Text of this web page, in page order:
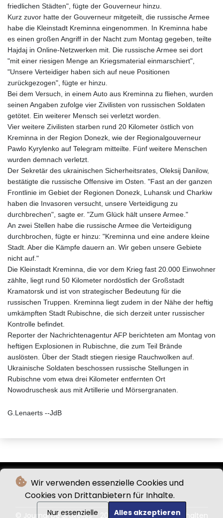
Wir verwenden essenzielle Cookies und
Cookies von Drittanbietern für Inhalte.
Nur essenzielle Alles akzeptieren
friedlichen Städten", fügte der Gouverneur hinzu.
Kurz zuvor hatte der Gouverneur mitgeteilt, die russische Armee
habe die Kleinstadt Kreminna eingenommen. In Kreminna habe
es einen großen Angriff in der Nacht zum Montag gegeben, teilte
Hajdaj in Online-Netzwerken mit. Die russische Armee sei dort
"mit einer riesigen Menge an Kriegsmaterial einmarschiert",
"Unsere Verteidiger haben sich auf neue Positionen
zurückgezogen", fügte er hinzu.
Bei dem Versuch, in einem Auto aus Kreminna zu fliehen, wurden
seinen Angaben zufolge vier Zivilisten von russischen Soldaten
getötet. Ein weiterer Mensch sei verletzt worden.
Vier weitere Zivilisten starben rund 20 Kilometer östlich von
Kreminna in der Region Donezk, wie der Regionalgouverneur
Pawlo Kyrylenko auf Telegram mitteilte. Fünf weitere Menschen
wurden demnach verletzt.
Der Sekretär des ukrainischen Sicherheitsrates, Oleksij Danilow,
bestätigte die russische Offensive im Osten. "Fast an der ganzen
Frontlinie im Gebiet der Regionen Donezk, Luhansk und Charkiw
haben die Invasoren versucht, unsere Verteidigung zu
durchbrechen", sagte er. "Zum Glück hält unsere Armee."
An zwei Stellen habe die russische Armee die Verteidigung
durchbrochen, fügte er hinzu: "Kreminna und eine andere kleine
Stadt. Aber die Kämpfe dauern an. Wir geben unsere Gebiete
nicht auf."
Die Kleinstadt Kreminna, die vor dem Krieg fast 20.000 Einwohner
zählte, liegt rund 50 Kilometer nordöstlich der Großstadt
Kramatorsk und ist von strategischer Bedeutung für die
russischen Truppen. Kreminna liegt zudem in der Nähe der heftig
umkämpften Stadt Rubischne, die sich derzeit unter russischer
Kontrolle befindet.
Reporter der Nachrichtenagentur AFP berichteten am Montag von
heftigen Explosionen in Rubischne, die zum Teil Brände
auslösten. Über der Stadt stiegen riesige Rauchwolken auf.
Ukrainische Soldaten beschossen russische Stellungen in
Rubischne vom etwa drei Kilometer entfernten Ort
Nowodruschesk aus mit Artillerie und Mörsergranaten.
G.Lenaerts --JdB
© Journal De Bruxelles - 2026 - Alle Rechte vorbehalten